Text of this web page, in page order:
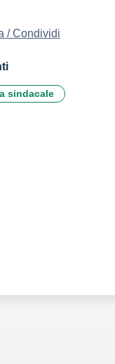
/ Condividi
sindacale